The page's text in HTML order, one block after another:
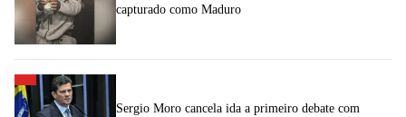
capturado como Maduro
Sergio Moro cancela ida a primeiro debate com